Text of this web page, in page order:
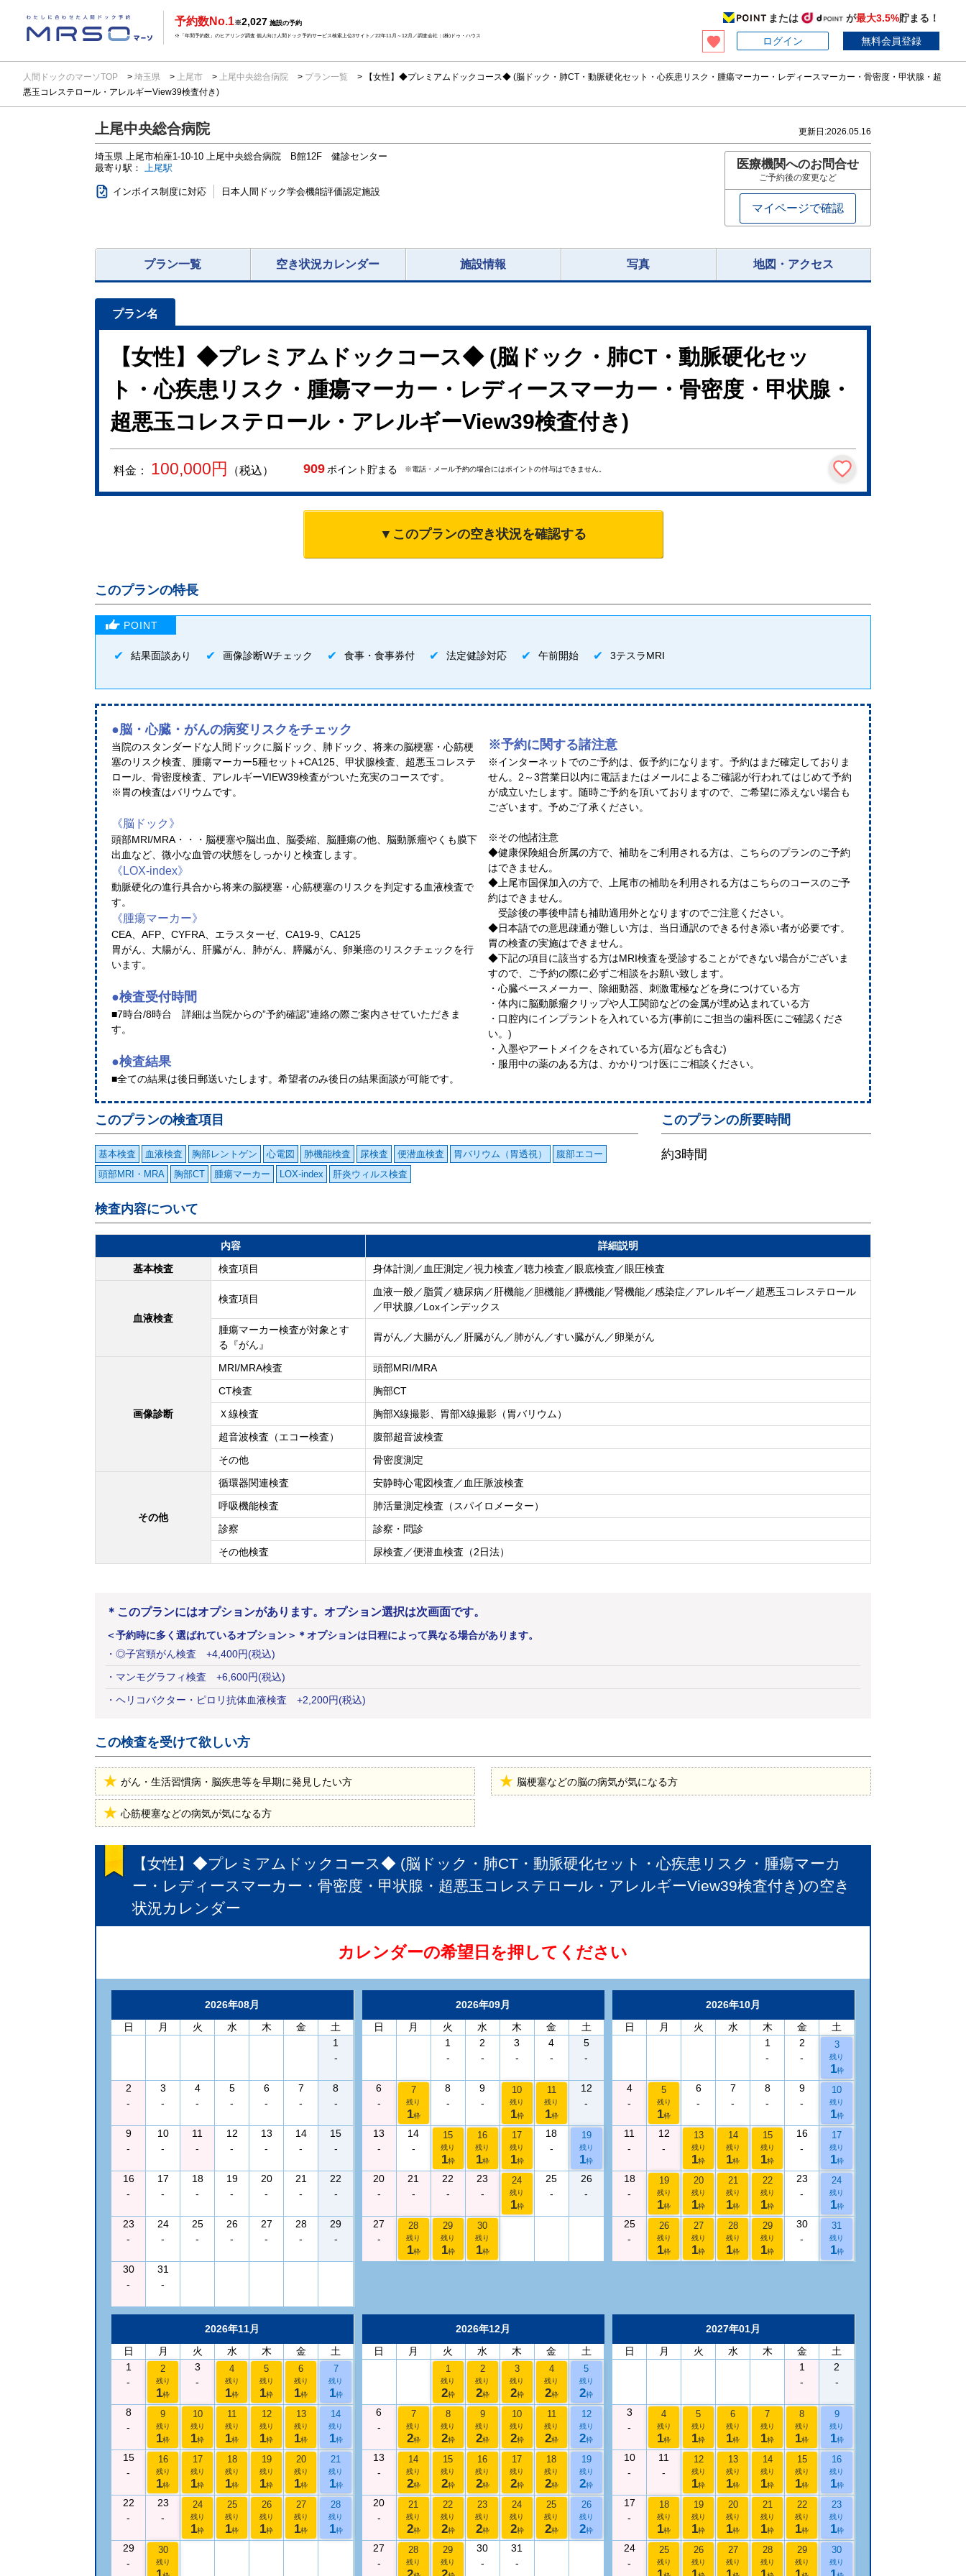
予約数No.1※2,027 施設の予約
※「年間予約数」のヒアリング調査 個人向け人間ドック予約サービス検索上位3サイト／22年11月～12月／調査会社：(株)ドゥ・ハウス
または が最大3.5%貯まる！
ログイン
無料会員登録
人間ドックのマーソTOP 埼玉県 上尾市 上尾中央総合病院 プラン一覧
【女性】◆プレミアムドックコース◆ (脳ドック・肺CT・動脈硬化セット・心疾患リスク・腫瘍マーカー・レディースマーカー・骨密度・甲状腺・超
悪玉コレステロール・アレルギーView39検査付き)
上尾中央総合病院 更新日:2026.05.16
埼玉県 上尾市柏座1-10-10 上尾中央総合病院 B館12F 健診センター
最寄り駅： 上尾駅
インボイス制度に対応 日本人間ドック学会機能評価認定施設
医療機関へのお問合せ
ご予約後の変更など
マイページで確認
プラン一覧 空き状況カレンダー 施設情報 写真 地図・アクセス
【女性】◆プレミアムドックコース◆ (脳ドック・肺CT・動脈硬化セッ
ト・心疾患リスク・腫瘍マーカー・レディースマーカー・骨密度・甲状腺・
超悪玉コレステロール・アレルギーView39検査付き)
料金： 100,000円 （税込） 909 ポイント貯まる ※電話・メール予約の場合にはポイントの付与はできません。
▼このプランの空き状況を確認する
このプランの特長
結果面談あり 画像診断Wチェック 食事・食事券付 法定健診対応 午前開始 3テスラMRI
●脳・心臓・がんの病変リスクをチェック
当院のスタンダードな人間ドックに脳ドック、肺ドック、将来の脳梗塞・心筋梗
塞のリスク検査、腫瘍マーカー5種セット+CA125、甲状腺検査、超悪玉コレステ
ロール、骨密度検査、アレルギーVIEW39検査がついた充実のコースです。
※胃の検査はバリウムです。
《脳ドック》
頭部MRI/MRA・・・脳梗塞や脳出血、脳委縮、脳腫瘍の他、脳動脈瘤やくも膜下
出血など、微小な血管の状態をしっかりと検査します。
《LOX-index》
動脈硬化の進行具合から将来の脳梗塞・心筋梗塞のリスクを判定する血液検査で
す。
《腫瘍マーカー》
CEA、AFP、CYFRA、エラスターゼ、CA19-9、CA125
胃がん、大腸がん、肝臓がん、肺がん、膵臓がん、卵巣癌のリスクチェックを行
います。
●検査受付時間
■7時台/8時台 詳細は当院からの”予約確認”連絡の際ご案内させていただきま
す。
●検査結果
■全ての結果は後日郵送いたします。希望者のみ後日の結果面談が可能です。
※予約に関する諸注意
※インターネットでのご予約は、仮予約になります。予約はまだ確定しておりま
せん。2～3営業日以内に電話またはメールによるご確認が行われてはじめて予約
が成立いたします。随時ご予約を頂いておりますので、ご希望に添えない場合も
ございます。予めご了承ください。
※その他諸注意
◆健康保険組合所属の方で、補助をご利用される方は、こちらのプランのご予約
はできません。
◆上尾市国保加入の方で、上尾市の補助を利用される方はこちらのコースのご予
約はできません。
受診後の事後申請も補助適用外となりますのでご注意ください。
◆日本語での意思疎通が難しい方は、当日通訳のできる付き添い者が必要です。
胃の検査の実施はできません。
◆下記の項目に該当する方はMRI検査を受診することができない場合がございま
すので、ご予約の際に必ずご相談をお願い致します。
・心臓ペースメーカー、除細動器、刺激電極などを身につけている方
・体内に脳動脈瘤クリップや人工関節などの金属が埋め込まれている方
・口腔内にインプラントを入れている方(事前にご担当の歯科医にご確認くださ
い。)
・入墨やアートメイクをされている方(眉なども含む)
・服用中の薬のある方は、かかりつけ医にご相談ください。
このプランの所要時間
約3時間
このプランの検査項目
基本検査 血液検査 胸部レントゲン 心電図 肺機能検査 尿検査 便潜血検査 胃バリウム（胃透視）
腹部エコー
頭部MRI・MRA
胸部CT 腫瘍マーカー LOX-index 肝炎ウィルス検査
検査内容について
内容
詳細説明
基本検査
検査項目 身体計測／血圧測定／視力検査／聴力検査／眼底検査／眼圧検査
血液検査
検査項目
血液一般／脂質／糖尿病／肝機能／胆機能／膵機能／腎機能／感染症／アレルギー／超悪玉コレステロール
／甲状腺／Loxインデックス
腫瘍マーカー検査が対象とす
る『がん』
胃がん／大腸がん／肝臓がん／肺がん／すい臓がん／卵巣がん
画像診断
MRI/MRA検査
頭部MRI/MRA
CT検査
胸部CT
Ｘ線検査
胸部X線撮影、胃部X線撮影（胃バリウム）
超音波検査（エコー検査）
腹部超音波検査
その他
骨密度測定
その他
循環器関連検査
安静時心電図検査／血圧脈波検査
呼吸機能検査
肺活量測定検査（スパイロメーター）
診察
診察・問診
その他検査
尿検査／便潜血検査（2日法）
＊このプランにはオプションがあります。オプション選択は次画面です。
＜予約時に多く選ばれているオプション＞ ＊オプションは日程によって異なる場合があります。
・ ◎子宮頸がん検査 +4,400円(税込)
・ マンモグラフィ検査 +6,600円(税込)
・ ヘリコバクター・ピロリ抗体血液検査 +2,200円(税込)
この検査を受けて欲しい方
がん・生活習慣病・脳疾患等を早期に発見したい方 脳梗塞などの脳の病気が気になる方
心筋梗塞などの病気が気になる方
【女性】◆プレミアムドックコース◆ (脳ドック・肺CT・動脈硬化セット・心疾患リスク・腫瘍マーカ
ー・レディースマーカー・骨密度・甲状腺・超悪玉コレステロール・アレルギーView39検査付き)の空き
状況カレンダー
カレンダーの希望日を押してください
2026年08月
日
月 火 水 木 金
土
1
-
2
-
3
-
4
-
5
-
6
-
7
-
8
-
9
-
10
-
11
-
12
-
13
-
14
-
15
-
16
-
17
-
18
-
19
-
20
-
21
-
22
-
23
-
24
-
25
-
26
-
27
-
28
-
29
-
30
-
31
-
2026年09月
日
月 火 水 木 金
土
1
-
2
-
3
-
4
-
5
-
6
-
7
残り
1枠
8
-
9
-
10
残り
1枠
11
残り
1枠
12
-
13
-
14
-
15
残り
1枠
16
残り
1枠
17
残り
1枠
18
-
19
残り
1枠
20
-
21
-
22
-
23
-
24
残り
1枠
25
-
26
-
27
-
28
残り
1枠
29
残り
1枠
30
残り
1枠
2026年10月
日
月 火 水 木 金
土
1
-
2
-
3
残り
1枠
4
-
5
残り
1枠
6
-
7
-
8
-
9
-
10
残り
1枠
11
-
12
-
13
残り
1枠
14
残り
1枠
15
残り
1枠
16
-
17
残り
1枠
18
-
19
残り
1枠
20
残り
1枠
21
残り
1枠
22
残り
1枠
23
-
24
残り
1枠
25
-
26
残り
1枠
27
残り
1枠
28
残り
1枠
29
残り
1枠
30
-
31
残り
1枠
2026年11月
日
月 火 水 木 金
土
1
-
2
残り
1枠
3
-
4
残り
1枠
5
残り
1枠
6
残り
1枠
7
残り
1枠
8
-
9
残り
1枠
10
残り
1枠
11
残り
1枠
12
残り
1枠
13
残り
1枠
14
残り
1枠
15
-
16
残り
1枠
17
残り
1枠
18
残り
1枠
19
残り
1枠
20
残り
1枠
21
残り
1枠
22
-
23
-
24
残り
1枠
25
残り
1枠
26
残り
1枠
27
残り
1枠
28
残り
1枠
29
-
30
残り
2026年12月
日
月 火 水 木 金 土
1
残り
2枠
2
残り
2枠
3
残り
2枠
4
残り
2枠
5
残り
2枠
6
-
7
残り
2枠
8
残り
2枠
9
残り
2枠
10
残り
2枠
11
残り
2枠
12
残り
2枠
13
-
14
残り
2枠
15
残り
2枠
16
残り
2枠
17
残り
2枠
18
残り
2枠
19
残り
2枠
20
-
21
残り
2枠
22
残り
2枠
23
残り
2枠
24
残り
2枠
25
残り
2枠
26
残り
2枠
27
-
28
残り
29
残り
30
-
31
-
2027年01月
日
月 火 水 木 金
土
1
-
2
-
3
-
4
残り
1枠
5
残り
1枠
6
残り
1枠
7
残り
1枠
8
残り
1枠
9
残り
1枠
10
-
11
-
12
残り
1枠
13
残り
1枠
14
残り
1枠
15
残り
1枠
16
残り
1枠
17
-
18
残り
1枠
19
残り
1枠
20
残り
1枠
21
残り
1枠
22
残り
1枠
23
残り
1枠
24
-
25
残り
26
残り
27
残り
28
残り
29
残り
30
残り